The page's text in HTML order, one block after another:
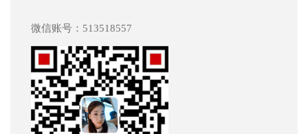
微信账号：513518557